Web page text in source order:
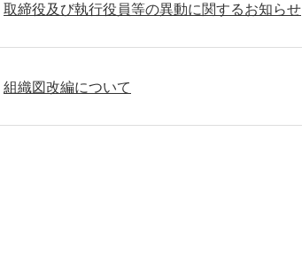
取締役及び執行役員等の異動に関するお知らせ
組織図改編について